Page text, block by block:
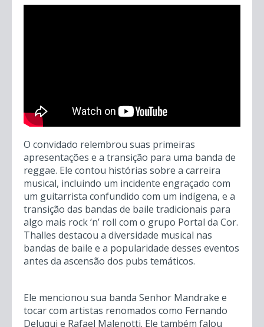
O convidado relembrou suas primeiras
apresentações e a transição para uma banda de
reggae. Ele contou histórias sobre a carreira
musical, incluindo um incidente engraçado com
um guitarrista confundido com um indígena, e a
transição das bandas de baile tradicionais para
algo mais rock ‘n’ roll com o grupo Portal da Cor.
Thalles destacou a diversidade musical nas
bandas de baile e a popularidade desses eventos
antes da ascensão dos pubs temáticos.
Ele mencionou sua banda Senhor Mandrake e
tocar com artistas renomados como Fernando
Deluqui e Rafael Malenotti. Ele também falou